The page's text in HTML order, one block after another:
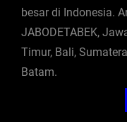
besar di Indonesia.
JABODETABEK,
Timur, Bali,
Batam.